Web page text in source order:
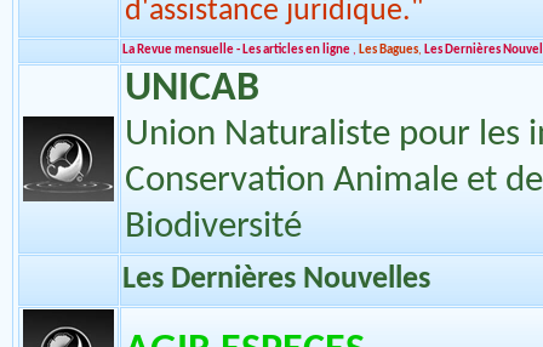
une association représentative
pouvoirs publics français et
Les Bagues
UNICAB
Union Naturaliste pour les
Conservation Animale et
Biodiversité